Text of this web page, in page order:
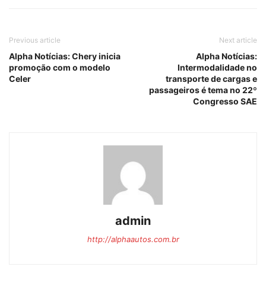
Previous article
Alpha Notícias: Chery inicia
promoção com o modelo
Celer
Next article
Alpha Notícias:
Intermodalidade no
transporte de cargas e
passageiros é tema no 22º
Congresso SAE
admin
http://alphaautos.com.br